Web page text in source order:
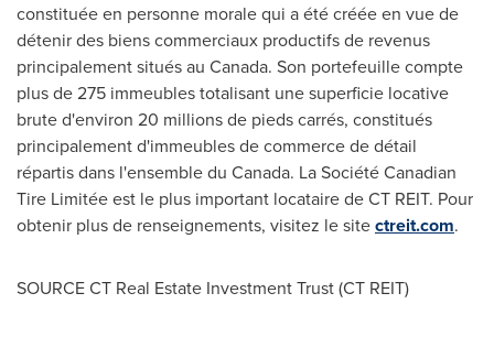
constituée en personne morale qui a été créée en vue de
détenir des biens commerciaux productifs de revenus
principalement situés au Canada. Son portefeuille compte
plus de 275 immeubles totalisant une superficie locative
brute d'environ 20 millions de pieds carrés, constitués
principalement d'immeubles de commerce de détail
répartis dans l'ensemble du Canada. La Société Canadian
Tire Limitée est le plus important locataire de CT REIT. Pour
obtenir plus de renseignements, visitez le sitectreit.com.
SOURCE CT Real Estate Investment Trust (CT REIT)